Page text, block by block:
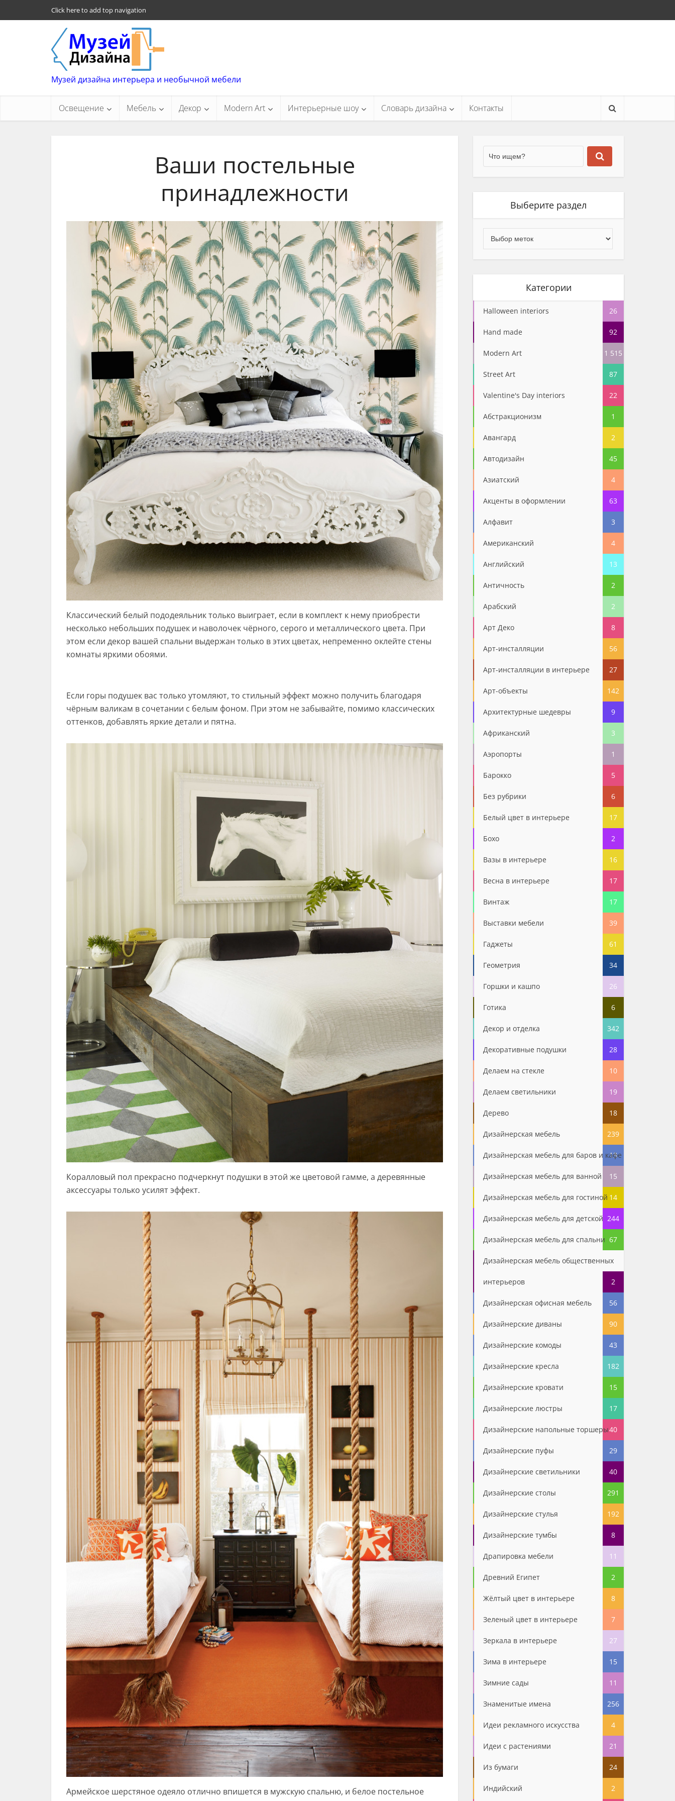
Click here to add top navigation
Музей дизайна интерьера и необычной мебели
Освещение Мебель Декор Modern Art Интерьерные шоу Словарь дизайна Контакты
Ваши постельные
принадлежности
Классический белый пододеяльник только выиграет, если в комплект к нему приобрести
несколько небольших подушек и наволочек чёрного, серого и металлического цвета. При
этом если декор вашей спальни выдержан только в этих цветах, непременно оклейте стены
комнаты яркими обоями.
Если горы подушек вас только утомляют, то стильный эффект можно получить благодаря
чёрным валикам в сочетании с белым фоном. При этом не забывайте, помимо классических
оттенков, добавлять яркие детали и пятна.
Коралловый пол прекрасно подчеркнут подушки в этой же цветовой гамме, а деревянные
аксессуары только усилят эффект.
Армейское шерстяное одеяло отлично впишется в мужскую спальню, и белое постельное
Выберите раздел
Категории
Halloween interiors 26
Hand made 92
Modern Art 1 515
Street Art 87
Valentine's Day interiors 22
Абстракционизм 1
Авангард 2
Автодизайн 45
Азиатский 4
Акценты в оформлении 63
Алфавит 3
Американский 4
Английский 13
Античность 2
Арабский 2
Арт Деко 8
Арт-инсталляции 56
Арт-инсталляции в интерьере 27
Арт-объекты 142
Архитектурные шедевры 9
Африканский 3
Аэропорты 1
Барокко 5
Без рубрики 6
Белый цвет в интерьере 17
Бохо 2
Вазы в интерьере 16
Весна в интерьере 17
Винтаж 17
Выставки мебели 39
Гаджеты 61
Геометрия 34
Горшки и кашпо 26
Готика 6
Декор и отделка 342
Декоративные подушки 28
Делаем на стекле 10
Делаем светильники 19
Дерево 18
Дизайнерская мебель 239
Дизайнерская мебель для баров и кафе
13
Дизайнерская мебель для ванной 15
Дизайнерская мебель для гостиной 14
Дизайнерская мебель для детской 244
Дизайнерская мебель для спальни 67
Дизайнерская мебель общественных
интерьеров 2
Дизайнерская офисная мебель 56
Дизайнерские диваны 90
Дизайнерские комоды 43
Дизайнерские кресла 182
Дизайнерские кровати 15
Дизайнерские люстры 17
Дизайнерские напольные торшеры40
Дизайнерские пуфы 29
Дизайнерские светильники 40
Дизайнерские столы 291
Дизайнерские стулья 192
Дизайнерские тумбы 8
Драпировка мебели 11
Древний Египет 2
Жёлтый цвет в интерьере 8
Зеленый цвет в интерьере 7
Зеркала в интерьере 27
Зима в интерьере 15
Зимние сады 11
Знаменитые имена 256
Идеи рекламного искусства 4
Идеи с растениями 21
Из бумаги 24
Индийский 2